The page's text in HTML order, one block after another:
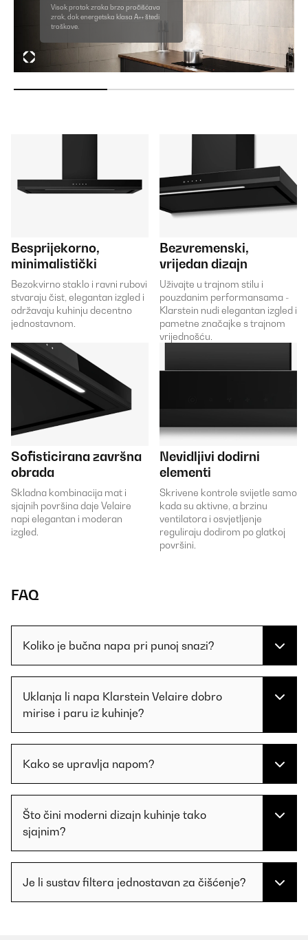
Visok protok zraka brzo pročišćava
zrak, dok energetska klasa A++ štedi
troškove.
Besprijekorno,
minimalistički
Bezokvirno staklo i ravni rubovi
stvaraju čist, elegantan izgled i
održavaju kuhinju decentno
jednostavnom.
Bezvremenski,
vrijedan dizajn
Uživajte u trajnom stilu i
pouzdanim performansama -
Klarstein nudi elegantan izgled i
pametne značajke s trajnom
vrijednošću.
Sofisticirana završna
obrada
Skladna kombinacija mat i
sjajnih površina daje Velaire
napi elegantan i moderan
izgled.
Nevidljivi dodirni
elementi
Skrivene kontrole svijetle samo
kada su aktivne, a brzinu
ventilatora i osvjetljenje
reguliraju dodirom po glatkoj
površini.
FAQ
Koliko je bučna napa pri punoj snazi?
Uklanja li napa Klarstein Velaire dobro
mirise i paru iz kuhinje?
Kako se upravlja napom?
Što čini moderni dizajn kuhinje tako
sjajnim?
Je li sustav filtera jednostavan za čišćenje?